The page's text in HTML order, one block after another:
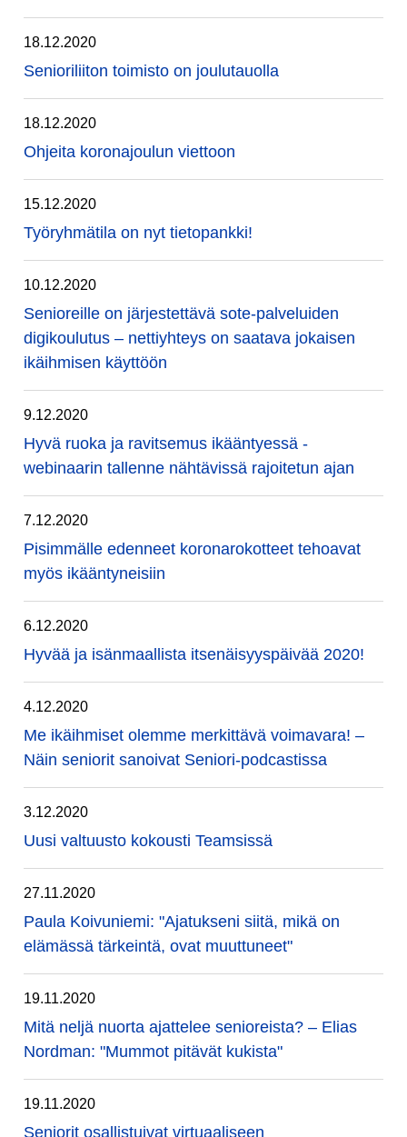
18.12.2020
Senioriliiton toimisto on joulutauolla
18.12.2020
Ohjeita koronajoulun viettoon
15.12.2020
Työryhmätila on nyt tietopankki!
10.12.2020
Senioreille on järjestettävä sote-palveluiden
digikoulutus – nettiyhteys on saatava jokaisen
ikäihmisen käyttöön
9.12.2020
Hyvä ruoka ja ravitsemus ikääntyessä -
webinaarin tallenne nähtävissä rajoitetun ajan
7.12.2020
Pisimmälle edenneet koronarokotteet tehoavat
myös ikääntyneisiin
6.12.2020
Hyvää ja isänmaallista itsenäisyyspäivää 2020!
4.12.2020
Me ikäihmiset olemme merkittävä voimavara! –
Näin seniorit sanoivat Seniori-podcastissa
3.12.2020
Uusi valtuusto kokousti Teamsissä
27.11.2020
Paula Koivuniemi: "Ajatukseni siitä, mikä on
elämässä tärkeintä, ovat muuttuneet"
19.11.2020
Mitä neljä nuorta ajattelee senioreista? – Elias
Nordman: "Mummot pitävät kukista"
19.11.2020
Seniorit osallistuivat virtuaaliseen